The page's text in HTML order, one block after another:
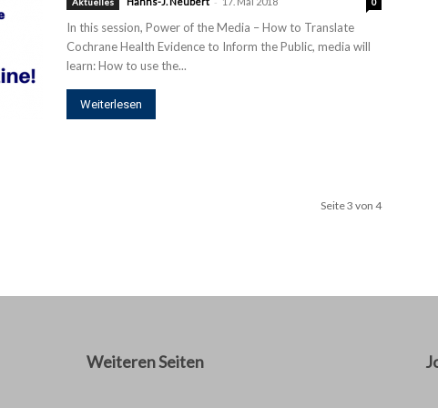
In this session, Power of the Media – How to Translate
Cochrane Health Evidence to Inform the Public, media will
learn: How to use the...
Weiterlesen
Seite 3 von 4
Weiteren Seiten